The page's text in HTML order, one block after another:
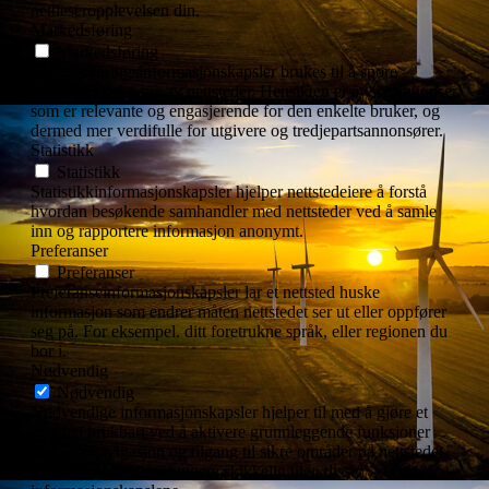
nettleseropplevelsen din.
Markedsføring
Markedsføring
Markedsføringsinformasjonskapsler brukes til å spore
besøkende på tvers av nettsteder. Hensikten er å vise annonser
som er relevante og engasjerende for den enkelte bruker, og
dermed mer verdifulle for utgivere og tredjepartsannonsører.
Statistikk
Statistikk
Statistikkinformasjonskapsler hjelper nettstedeiere å forstå
hvordan besøkende samhandler med nettsteder ved å samle
inn og rapportere informasjon anonymt.
Preferanser
Preferanser
Preferanseinformasjonskapsler lar et nettsted huske
informasjon som endrer måten nettstedet ser ut eller oppfører
seg på. For eksempel. ditt foretrukne språk, eller regionen du
bor i.
Nødvendig
Nødvendig
Nødvendige informasjonskapsler hjelper til med å gjøre et
nettsted brukbart ved å aktivere grunnleggende funksjoner
som sidenavigasjon og tilgang til sikre områder på nettstedet.
Nettstedet kan ikke fungere skikkelig uten disse